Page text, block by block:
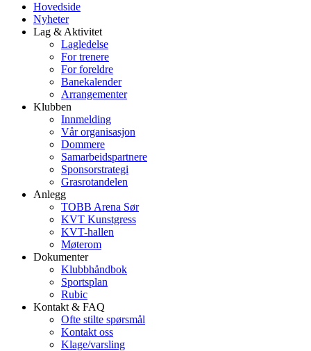
Hovedside
Nyheter
Lag & Aktivitet
Lagledelse
For trenere
For foreldre
Banekalender
Arrangementer
Klubben
Innmelding
Vår organisasjon
Dommere
Samarbeidspartnere
Sponsorstrategi
Grasrotandelen
Anlegg
TOBB Arena Sør
KVT Kunstgress
KVT-hallen
Møterom
Dokumenter
Klubbhåndbok
Sportsplan
Rubic
Kontakt & FAQ
Ofte stilte spørsmål
Kontakt oss
Klage/varsling